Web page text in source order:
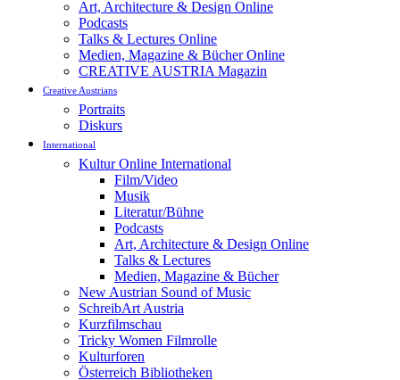
Art, Architecture & Design Online
Podcasts
Talks & Lectures Online
Medien, Magazine & Bücher Online
CREATIVE AUSTRIA Magazin
Creative Austrians
Portraits
Diskurs
International
Kultur Online International
Film/Video
Musik
Literatur/Bühne
Podcasts
Art, Architecture & Design Online
Talks & Lectures
Medien, Magazine & Bücher
New Austrian Sound of Music
SchreibArt Austria
Kurzfilmschau
Tricky Women Filmrolle
Kulturforen
Österreich Bibliotheken